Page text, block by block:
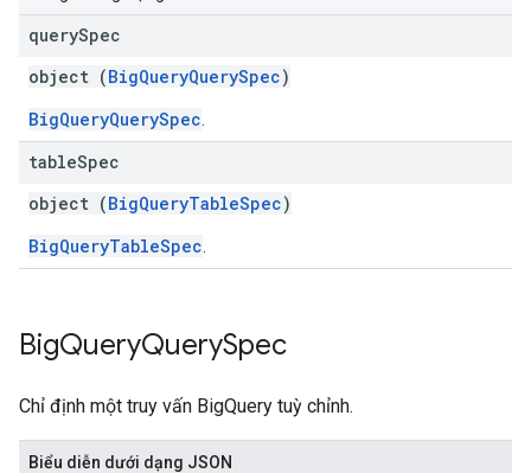
querySpec
object (BigQueryQuerySpec)
BigQueryQuerySpec
tableSpec
object (BigQueryTableSpec)
BigQueryTableSpec
BigQueryQuerySpec
Chỉ định một truy vấn BigQuery tuỳ chỉnh.
Biểu diễn dưới dạng JSON